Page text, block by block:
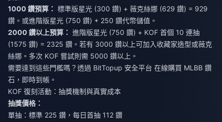
1000 鑽預算： 標準版星光 (300 鑽) + 薇克絲娜 (629 鑽) = 929
鑽。或進階版星光 (750 鑽) + 250 鑽代幣儲值。
2000 鑽以上預算： 進階版星光 (750 鑽) + KOF 首個 10 連抽
(1575 鑽) = 2325 鑽。若有 3000 鑽以上可加入收藏家造型或薇克
絲娜。多次 KOF 嘗試則需 5000 鑽以上。
需要達到這些門檻嗎？透過 BitTopup 安全平台 在線購買 MLBB 鑽
石 ，即時到帳。
KOF 復刻活動：抽獎機制與真實成本
抽獎價格：
單抽：標準 225 鑽，每日首抽 112 鑽